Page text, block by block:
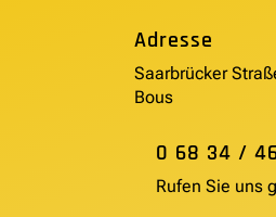
Adresse
Saarbrücker
Bous
0 68 34 /
Rufen Sie uns